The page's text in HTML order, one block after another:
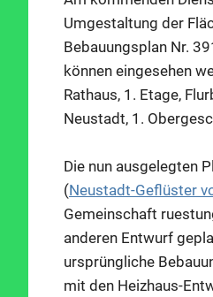
Umgestaltung der
Bebauungsplan Nr.
können eingesehen
Rathaus, 1. Etage,
Neustadt, 1.
Die nun ausgelegten
(Neustadt-Geflüster
Gemeinschaft
anderen Entwurf
ursprüngliche
mit den Heizhaus-